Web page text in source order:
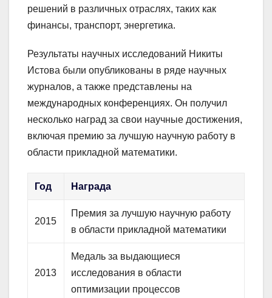
решений в различных отраслях, таких как
финансы, транспорт, энергетика.
Результаты научных исследований Никиты
Истова были опубликованы в ряде научных
журналов, а также представлены на
международных конференциях. Он получил
несколько наград за свои научные достижения,
включая премию за лучшую научную работу в
области прикладной математики.
Год Награда
2015
Премия за лучшую научную работу
в области прикладной математики
2013
Медаль за выдающиеся
исследования в области
оптимизации процессов